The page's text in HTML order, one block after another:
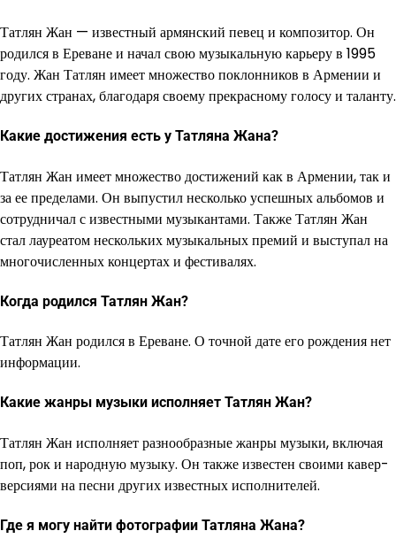
Татлян Жан — известный армянский певец и композитор. Он
родился в Ереване и начал свою музыкальную карьеру в 1995
году. Жан Татлян имеет множество поклонников в Армении и
других странах, благодаря своему прекрасному голосу и таланту.
Какие достижения есть у Татляна Жана?
Татлян Жан имеет множество достижений как в Армении, так и
за ее пределами. Он выпустил несколько успешных альбомов и
сотрудничал с известными музыкантами. Также Татлян Жан
стал лауреатом нескольких музыкальных премий и выступал на
многочисленных концертах и фестивалях.
Когда родился Татлян Жан?
Татлян Жан родился в Ереване. О точной дате его рождения нет
информации.
Какие жанры музыки исполняет Татлян Жан?
Татлян Жан исполняет разнообразные жанры музыки, включая
поп, рок и народную музыку. Он также известен своими кавер-
версиями на песни других известных исполнителей.
Где я могу найти фотографии Татляна Жана?